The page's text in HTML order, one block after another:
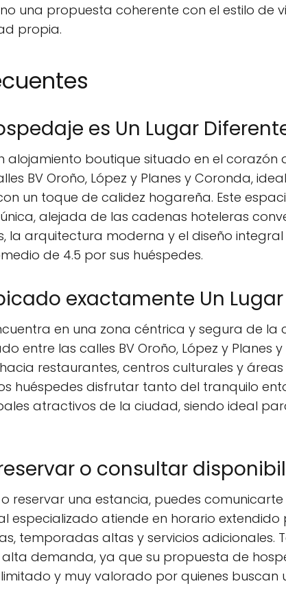
una propuesta coherente con el estilo de
propia.
es Un Lugar
alojamiento boutique situado en el corazón
BV Oroño, López y Planes y Coronda,
un toque de calidez hogareña. Este
alejada de las cadenas hoteleras
la arquitectura moderna y el diseño
de 4.5 por sus huéspedes.
exactamente Un
en una zona céntrica y segura de
entre las calles BV Oroño, López y Planes
restaurantes, centros culturales y
huéspedes disfrutar tanto del tranquilo
atractivos de la ciudad, siendo ideal
o consultar
reservar una estancia, puedes
especializado atiende en horario
temporadas altas y servicios adicionales.
demanda, ya que su propuesta de
y muy valorado por quienes buscan